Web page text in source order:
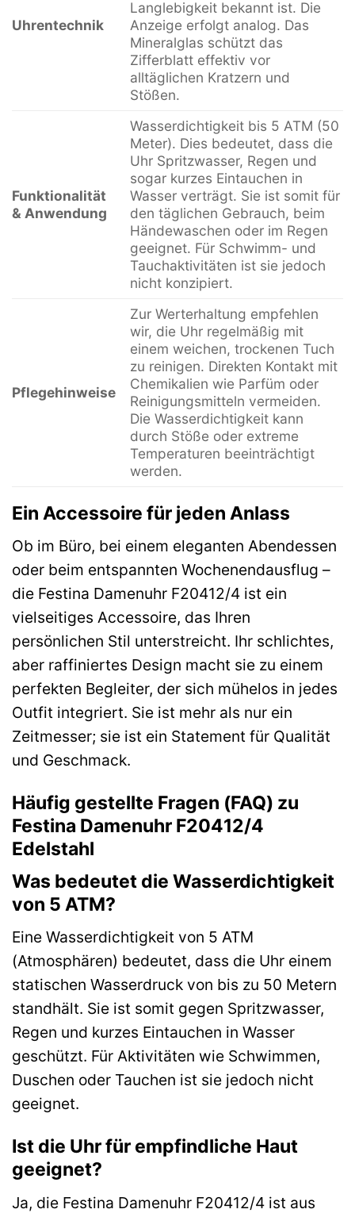
Uhrentechnik
Langlebigkeit bekannt ist. Die
Anzeige erfolgt analog. Das
Mineralglas schützt das
Zifferblatt effektiv vor
alltäglichen Kratzern und
Stößen.
Funktionalität
& Anwendung
Wasserdichtigkeit bis 5 ATM (50
Meter). Dies bedeutet, dass die
Uhr Spritzwasser, Regen und
sogar kurzes Eintauchen in
Wasser verträgt. Sie ist somit für
den täglichen Gebrauch, beim
Händewaschen oder im Regen
geeignet. Für Schwimm- und
Tauchaktivitäten ist sie jedoch
nicht konzipiert.
Pflegehinweise
Zur Werterhaltung empfehlen
wir, die Uhr regelmäßig mit
einem weichen, trockenen Tuch
zu reinigen. Direkten Kontakt mit
Chemikalien wie Parfüm oder
Reinigungsmitteln vermeiden.
Die Wasserdichtigkeit kann
durch Stöße oder extreme
Temperaturen beeinträchtigt
werden.
Ein Accessoire für jeden Anlass
Ob im Büro, bei einem eleganten Abendessen
oder beim entspannten Wochenendausflug –
die Festina Damenuhr F20412/4 ist ein
vielseitiges Accessoire, das Ihren
persönlichen Stil unterstreicht. Ihr schlichtes,
aber raffiniertes Design macht sie zu einem
perfekten Begleiter, der sich mühelos in jedes
Outfit integriert. Sie ist mehr als nur ein
Zeitmesser; sie ist ein Statement für Qualität
und Geschmack.
Häufig gestellte Fragen (FAQ) zu
Festina Damenuhr F20412/4
Edelstahl
Was bedeutet die Wasserdichtigkeit
von 5 ATM?
Eine Wasserdichtigkeit von 5 ATM
(Atmosphären) bedeutet, dass die Uhr einem
statischen Wasserdruck von bis zu 50 Metern
standhält. Sie ist somit gegen Spritzwasser,
Regen und kurzes Eintauchen in Wasser
geschützt. Für Aktivitäten wie Schwimmen,
Duschen oder Tauchen ist sie jedoch nicht
geeignet.
Ist die Uhr für empfindliche Haut
geeignet?
Ja, die Festina Damenuhr F20412/4 ist aus